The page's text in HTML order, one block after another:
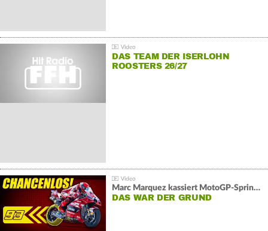
DAS TEAM DER ISERLOHN
ROOSTERS 26/27
Marc Marquez kassiert MotoGP-Sprint-Schlappe:
DAS WAR DER GRUND